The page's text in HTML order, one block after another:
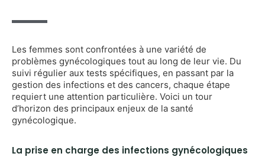
Les femmes sont confrontées à une variété de
problèmes gynécologiques tout au long de leur vie. Du
suivi régulier aux tests spécifiques, en passant par la
gestion des infections et des cancers, chaque étape
requiert une attention particulière. Voici un tour
d’horizon des principaux enjeux de la santé
gynécologique.
La prise en charge des infections gynécologiques